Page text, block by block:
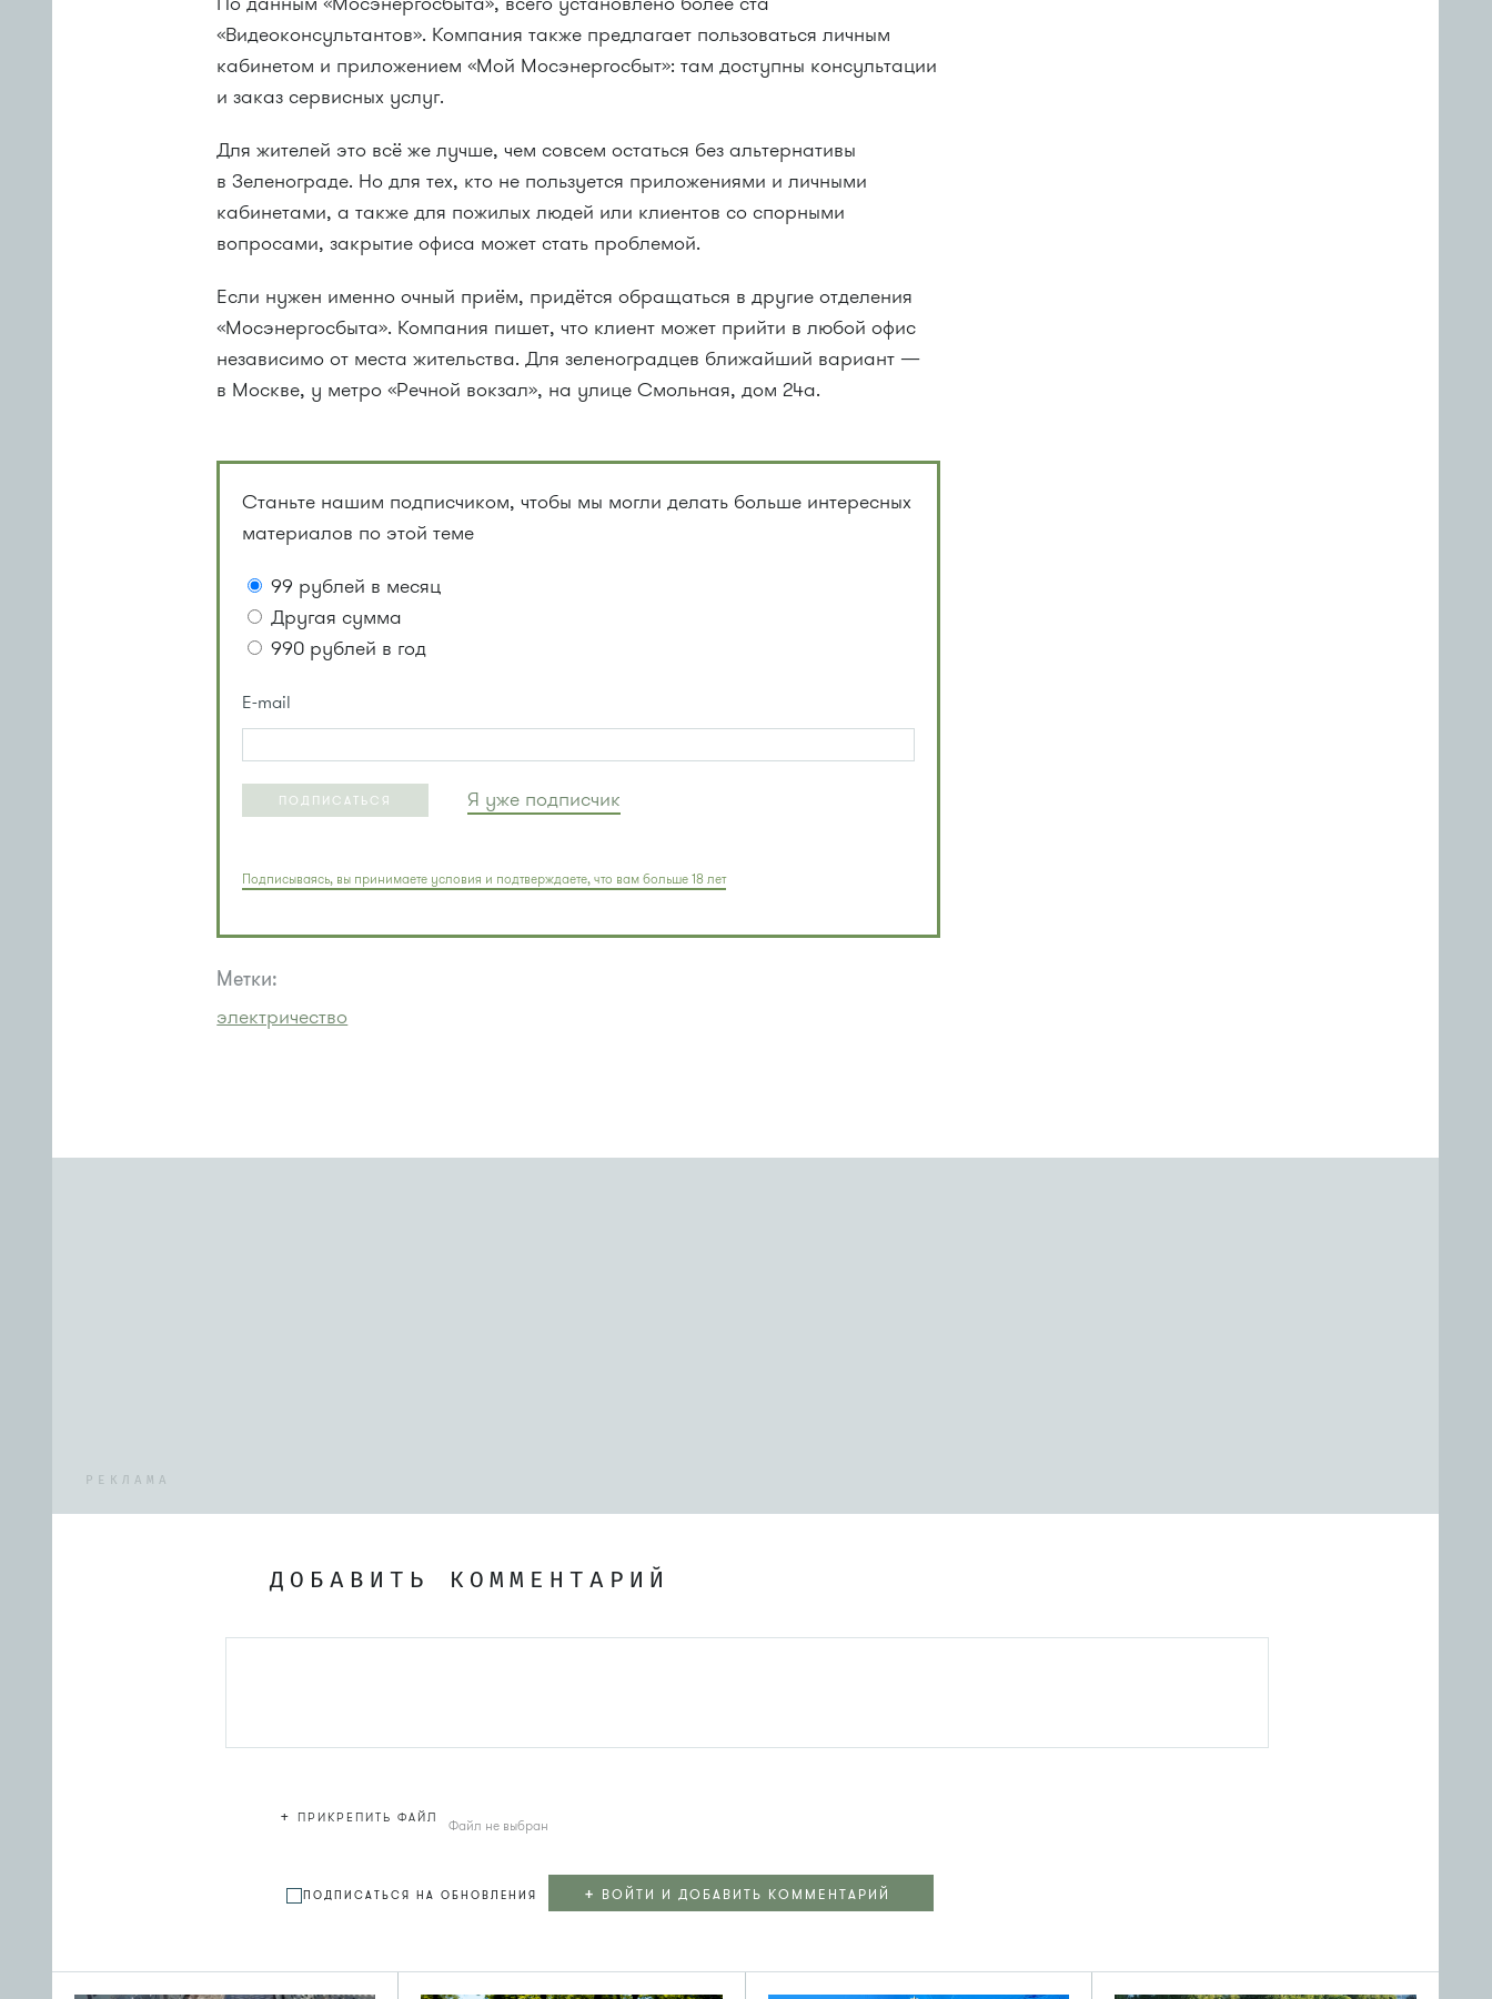
«Видеоконсультантов». Компания также предлагает пользоваться личным
кабинетом и приложением «Мой Мосэнергосбыт»: там доступны консультации
и заказ сервисных услуг.
Для жителей это всё же лучше, чем совсем остаться без альтернативы
в Зеленограде. Но для тех, кто не пользуется приложениями и личными
кабинетами, а также для пожилых людей или клиентов со спорными
вопросами, закрытие офиса может стать проблемой.
Если нужен именно очный приём, придётся обращаться в другие отделения
«Мосэнергосбыта». Компания пишет, что клиент может прийти в любой офис
независимо от места жительства. Для зеленоградцев ближайший вариант —
в Москве, у метро «Речной вокзал», на улице Смольная, дом 24а.
Станьте нашим подписчиком, чтобы мы могли делать больше интересных
материалов по этой теме
99 рублей в месяц
Другая сумма
990 рублей в год
E-mail
ПОДПИСАТЬСЯ Я уже подписчик
Подписываясь, вы принимаете условия и подтверждаете, что вам больше 18 лет
Метки:
электричество
РЕКЛАМА
ДОБАВИТЬ КОММЕНТАРИЙ
+ ПРИКРЕПИТЬ ФАЙЛ Файл не выбран
ПОДПИСАТЬСЯ НА ОБНОВЛЕНИЯ + ВОЙТИ И ДОБАВИТЬ КОММЕНТАРИЙ